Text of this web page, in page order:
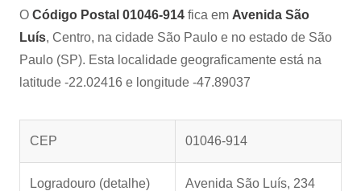
O Código Postal 01046-914 fica em Avenida São
Luís, Centro, na cidade São Paulo e no estado de São
Paulo (SP). Esta localidade geograficamente está na
latitude -22.02416 e longitude -47.89037
CEP 01046-914
Logradouro (detalhe) Avenida São Luís, 234